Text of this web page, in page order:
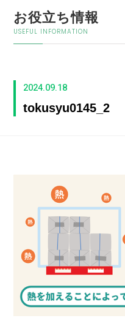
お役立ち情報
USEFUL INFORMATION
2024.09.18
tokusyu0145_2